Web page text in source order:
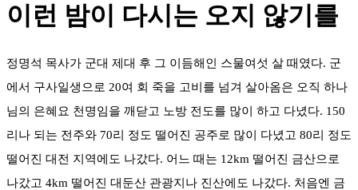
이런 밤이 다시는 오지 않기를
정명석 목사가 군대 제대 후 그 이듬해인 스물여섯 살 때였다. 군
에서 구사일생으로 20여 회 죽을 고비를 넘겨 살아옴은 오직 하나
님의 은혜요 천명임을 깨닫고 노방 전도를 많이 하고 다녔다. 150
리나 되는 전주와 70리 정도 떨어진 공주로 많이 다녔고 80리 정도
떨어진 대전 지역에도 나갔다. 어느 때는 12km 떨어진 금산으로
나갔고 4km 떨어진 대둔산 관광지나 진산에도 나갔다. 처음엔 금